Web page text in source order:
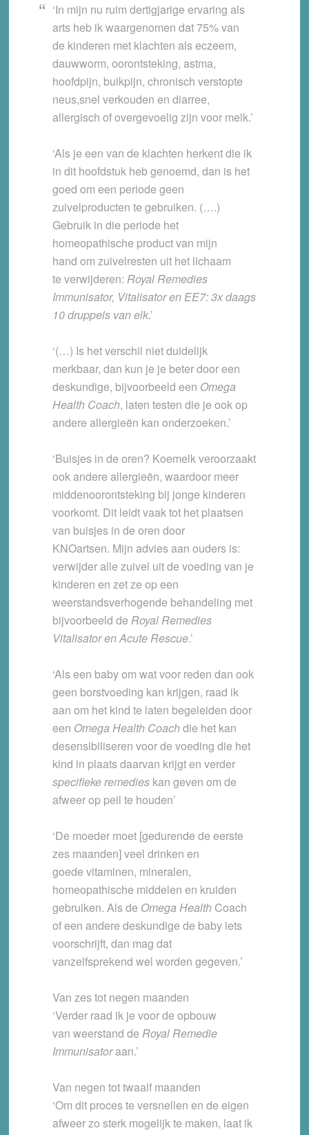
‘In mijn nu ruim dertigjarige ervaring als
arts heb ik waargenomen dat 75% van
de kinderen met klachten als eczeem,
dauwworm, oorontsteking, astma,
hoofdpijn, buikpijn, chronisch verstopte
neus,snel verkouden en diarree,
allergisch of overgevoelig zijn voor melk.’
‘Als je een van de klachten herkent die ik
in dit hoofdstuk heb genoemd, dan is het
goed om een periode geen
zuivelproducten te gebruiken. (….)
Gebruik in die periode het
homeopathische product van mijn
hand om zuivelresten uit het lichaam
te verwijderen: Royal Remedies
Immunisator, Vitalisator en EE7: 3x daags
10 druppels van elk.’
‘(…) Is het verschil niet duidelijk
merkbaar, dan kun je je beter door een
deskundige, bijvoorbeeld een Omega
Health Coach, laten testen die je ook op
andere allergieën kan onderzoeken.’
‘Buisjes in de oren? Koemelk veroorzaakt
ook andere allergieën, waardoor meer
middenoorontsteking bij jonge kinderen
voorkomt. Dit leidt vaak tot het plaatsen
van buisjes in de oren door
KNOartsen. Mijn advies aan ouders is:
verwijder alle zuivel uit de voeding van je
kinderen en zet ze op een
weerstandsverhogende behandeling met
bijvoorbeeld de Royal Remedies
Vitalisator en Acute Rescue.’
‘Als een baby om wat voor reden dan ook
geen borstvoeding kan krijgen, raad ik
aan om het kind te laten begeleiden door
een Omega Health Coachdie het kan
desensibiliseren voor de voeding die het
kind in plaats daarvan krijgt en verder
specifieke remedieskan geven om de
afweer op peil te houden’
‘De moeder moet [gedurende de eerste
zes maanden] veel drinken en
goede vitaminen, mineralen,
homeopathische middelen en kruiden
gebruiken. Als de Omega HealthCoach
of een andere deskundige de baby iets
voorschrijft, dan mag dat
vanzelfsprekend wel worden gegeven.’
Van zes tot negen maanden
‘Verder raad ik je voor de opbouw
van weerstand de Royal Remedie
Immunisatoraan.’
Van negen tot twaalf maanden
‘Om dit proces te versnellen en de eigen
afweer zo sterk mogelijk te maken, laat ik